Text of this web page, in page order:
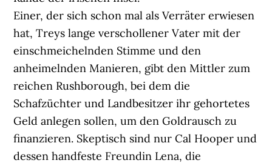
Einer, der sich schon mal als Verräter erwiesen
hat, Treys lange verschollener Vater mit der
einschmeichelnden Stimme und den
anheimelnden Manieren, gibt den Mittler zum
reichen Rushborough, bei dem die
Schafzüchter und Landbesitzer ihr gehortetes
Geld anlegen sollen, um den Goldrausch zu
finanzieren. Skeptisch sind nur Cal Hooper und
dessen handfeste Freundin Lena, die